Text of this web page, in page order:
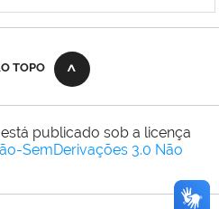
TOPO
publicado sob a licença
SemDerivações 3.0 Não